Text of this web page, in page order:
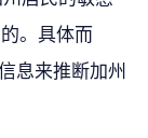
。具体而
息来推断加州